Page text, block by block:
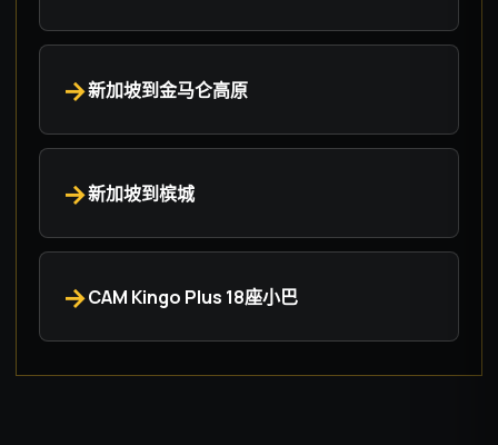
新加坡到金马仑高原
新加坡到槟城
CAM Kingo Plus 18座小巴